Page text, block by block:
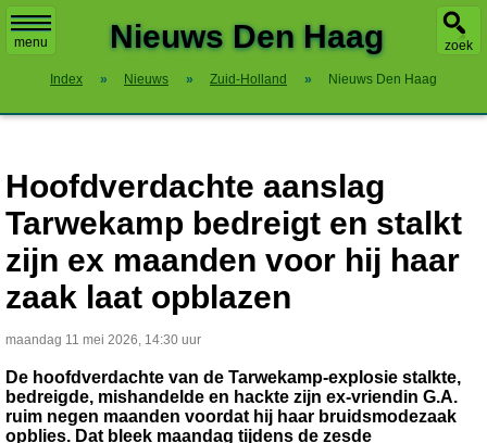
menu zoek
Nieuws Den Haag
Index » Nieuws » Zuid-Holland » Nieuws Den Haag
Hoofdverdachte aanslag
Tarwekamp bedreigt en stalkt
zijn ex maanden voor hij haar
zaak laat opblazen
maandag 11 mei 2026, 14:30 uur
De hoofdverdachte van de Tarwekamp-explosie stalkte,
bedreigde, mishandelde en hackte zijn ex-vriendin G.A.
ruim negen maanden voordat hij haar bruidsmodezaak
opblies. Dat bleek maandag tijdens de zesde